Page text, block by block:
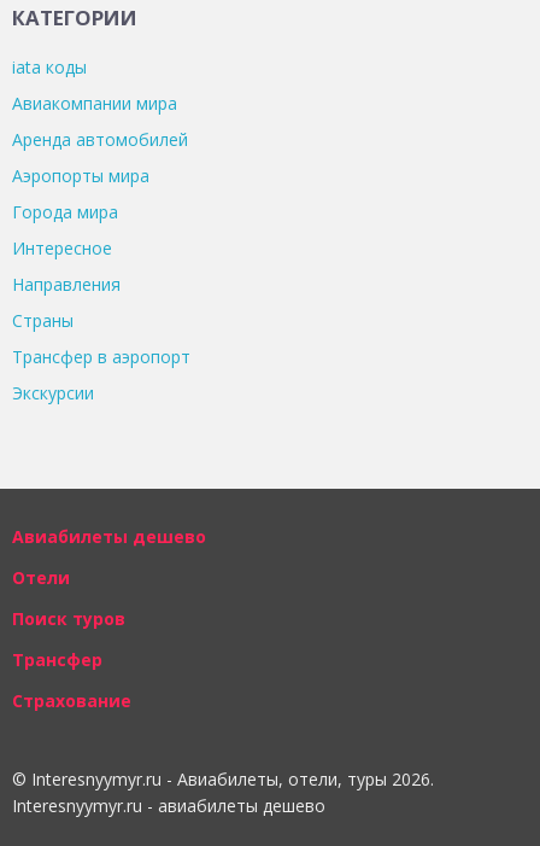
КАТЕГОРИИ
iata коды
Авиакомпании мира
Аренда автомобилей
Аэропорты мира
Города мира
Интересное
Направления
Страны
Трансфер в аэропорт
Экскурсии
Авиабилеты дешево
Отели
Поиск туров
Трансфер
Страхование
© Interesnyymyr.ru - Авиабилеты, отели, туры 2026.
Interesnyymyr.ru - авиабилеты дешево